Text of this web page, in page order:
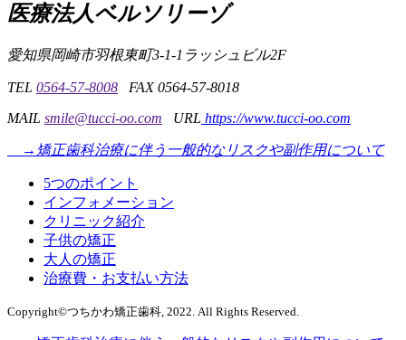
ペ
ジ
先
に
医療法人ベルソリーゾ
愛知県岡崎市羽根東町3-1-1 ラッシュビル2F
TEL 0564-57-8008
FAX 0564-57-8018
MAIL smile@tucci-oo.com URL https://www.tucci-oo.com
→矯正歯科治療に伴う一般的なリスクや副作用について
5つのポイント
インフォメーション
クリニック紹介
子供の矯正
大人の矯正
治療費・お支払い方法
Copyright©つちかわ矯正歯科, 2022. All Rights Reserved.